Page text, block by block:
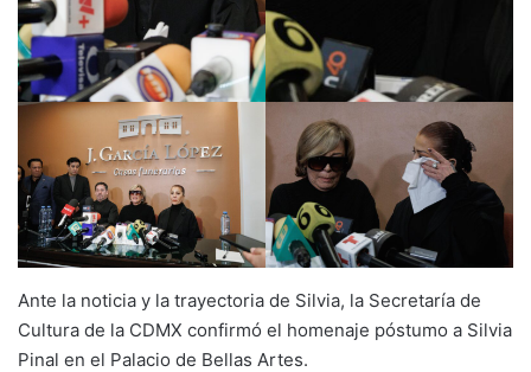
Ante la noticia y la trayectoria de Silvia, la Secretaría de
Cultura de la CDMX confirmó el homenaje póstumo a Silvia
Pinal en el Palacio de Bellas Artes.